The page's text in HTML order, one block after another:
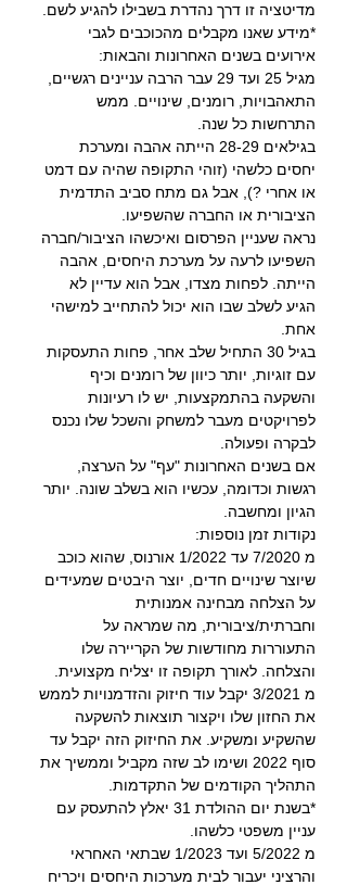
מדיטציה זו דרך נהדרת בשבילו להגיע לשם.
*מידע שאנו מקבלים מהכוכבים לגבי
אירועים בשנים האחרונות והבאות:
מגיל 25 ועד 29 עבר הרבה עניינים רגשיים,
התאהבויות, רומנים, שינויים. ממש
התרחשות כל שנה.
בגילאים 28-29 הייתה אהבה ומערכת
יחסים כלשהי (זוהי התקופה שהיה עם דמט
או אחרי ?), אבל גם מתח סביב התדמית
הציבורית או החברה שהשפיעו.
נראה שעניין הפרסום ואיכשהו הציבור/חברה
השפיעו לרעה על מערכת היחסים, אהבה
הייתה. לפחות מצדו, אבל הוא עדיין לא
הגיע לשלב שבו הוא יכול להתחייב למישהי
אחת.
בגיל 30 התחיל שלב אחר, פחות התעסקות
עם זוגיות, יותר כיוון של רומנים וכיף
והשקעה בהתמקצעות, יש לו רעיונות
לפרויקטים מעבר למשחק והשכל שלו נכנס
לבקרה ופעולה.
אם בשנים האחרונות "עף" על הערצה,
רגשות וכדומה, עכשיו הוא בשלב שונה. יותר
הגיון ומחשבה.
נקודות זמן נוספות:
מ 7/2020 עד 1/2022 אורנוס, שהוא כוכב
שיוצר שינויים חדים, יוצר היבטים שמעידים
על הצלחה מבחינה אמנותית
וחברתית/ציבורית, מה שמראה על
התעוררות מחודשות של הקריירה שלו
והצלחה. לאורך תקופה זו יצליח מקצועית.
מ 3/2021 יקבל עוד חיזוק והזדמנויות לממש
את החזון שלו ויקצור תוצאות להשקעה
שהשקיע ומשקיע. את החיזוק הזה יקבל עד
סוף 2022 ושימו לב שזה מקביל וממשיך את
התהליך הקודמים של התקדמות.
*בשנת יום ההולדת 31 יאלץ להתעסק עם
עניין משפטי כלשהו.
מ 5/2022 ועד 1/2023 שבתאי האחראי
והרציני יעבור לבית מערכות היחסים ויכריח